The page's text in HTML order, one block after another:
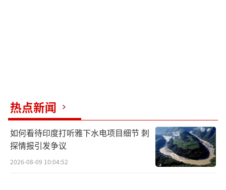
热点新闻
如何看待印度打听雅下水电项目细节 刺
探情报引发争议
2026-08-09 10:04:52